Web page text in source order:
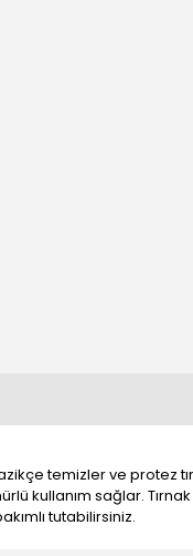
temizler ve protez
kullanım sağlar.
tutabilirsiniz.